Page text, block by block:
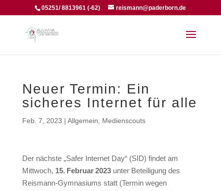
05251/ 8813961 (-62) reismann@paderborn.de
Neuer Termin: Ein
sicheres Internet für alle
Feb. 7, 2023 | Allgemein Medienscouts
Der nächste „Safer Internet Day“ (SID) findet am
Mittwoch, 15. Februar 2023unter Beteiligung des
Reismann-Gymnasiums statt (Termin wegen